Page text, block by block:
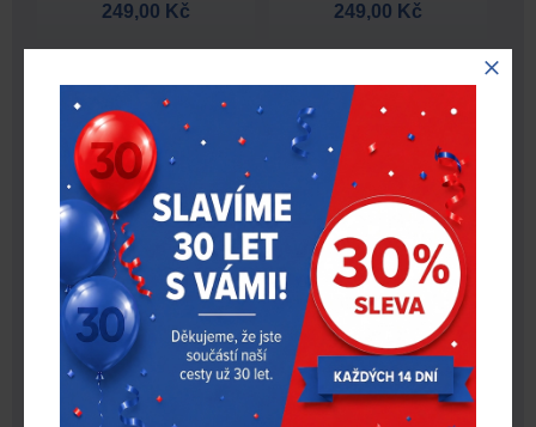
249,00 Kč 249,00 Kč
Prořezávací nůž R5 –
kulatý řez 11-18mm
249,00 Kč
Kalibrační kolečko
190,00 Kč